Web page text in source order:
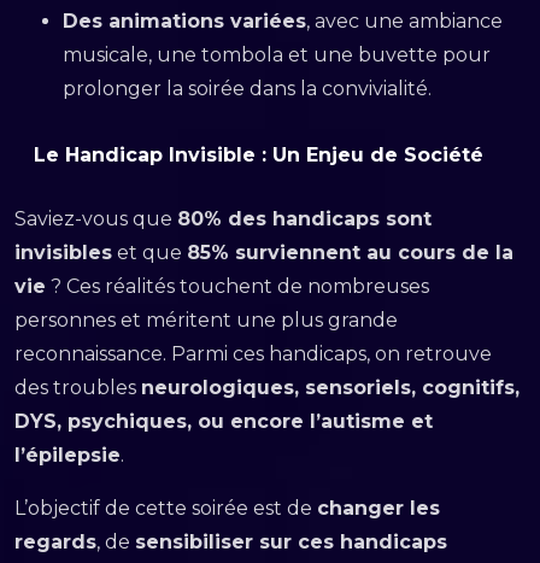
Des animations variées, avec une ambiance
musicale, une tombola et une buvette pour
prolonger la soirée dans la convivialité.
Le Handicap Invisible : Un Enjeu de Société
Saviez-vous que 80% des handicaps sont
invisibles et que 85% surviennent au cours de la
vie ? Ces réalités touchent de nombreuses
personnes et méritent une plus grande
reconnaissance. Parmi ces handicaps, on retrouve
des troubles neurologiques, sensoriels, cognitifs,
DYS, psychiques, ou encore l’autisme et
l’épilepsie.
L’objectif de cette soirée est de changer les
regards, de sensibiliser sur ces handicaps